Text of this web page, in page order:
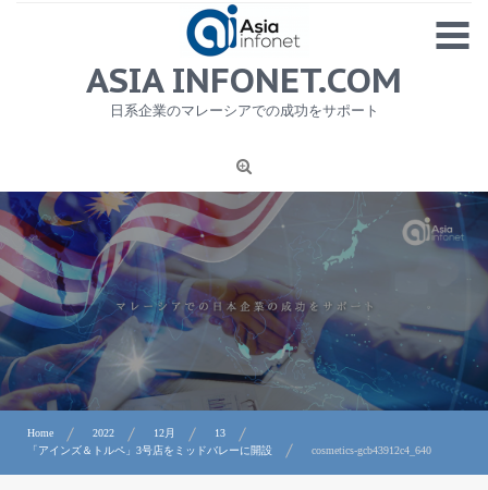
MENU
1
ニュース
労務サービス
プライバシーポリシー及び著作権について
お問合せ
ASIA INFONET.COM
日系企業のマレーシアでの成功をサポート
Home 2022 12月
13
「アインズ＆トルペ」3号店をミッドバレーに開設
cosmetics-gcb43912c4_640